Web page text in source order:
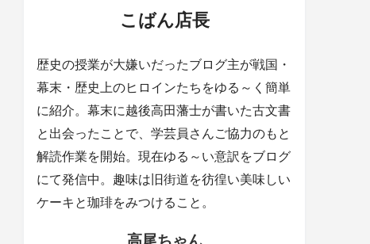
こばん店長
歴史の授業が大嫌いだったブログ主が戦国・
幕末・歴史上のヒロインたちをゆる～く簡単
に紹介。幕末に越後高田藩士が書いた古文書
と出会ったことで、学芸員さんご協力のもと
解読作業を開始。現在ゆる～い意訳をブログ
にて発信中。趣味は旧街道を彷徨い美味しい
ケーキと珈琲をみつけること。
高尾ちゃん